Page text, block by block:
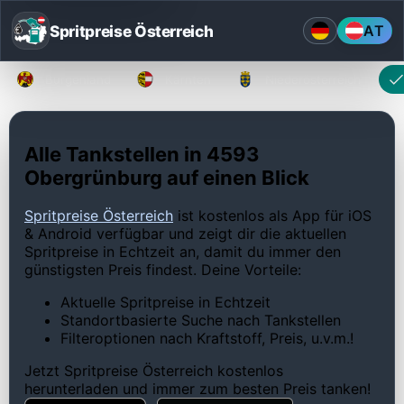
Spritpreise Österreich AT
Alle Tankstellen in 4593
Obergrünburg auf einen Blick
Spritpreise Österreich ist kostenlos als App für iOS
& Android verfügbar und zeigt dir die aktuellen
Spritpreise in Echtzeit an, damit du immer den
günstigsten Preis findest. Deine Vorteile:
Aktuelle Spritpreise in Echtzeit
Standortbasierte Suche nach Tankstellen
Filteroptionen nach Kraftstoff, Preis, u.v.m.!
Jetzt Spritpreise Österreich kostenlos
herunterladen und immer zum besten Preis tanken!